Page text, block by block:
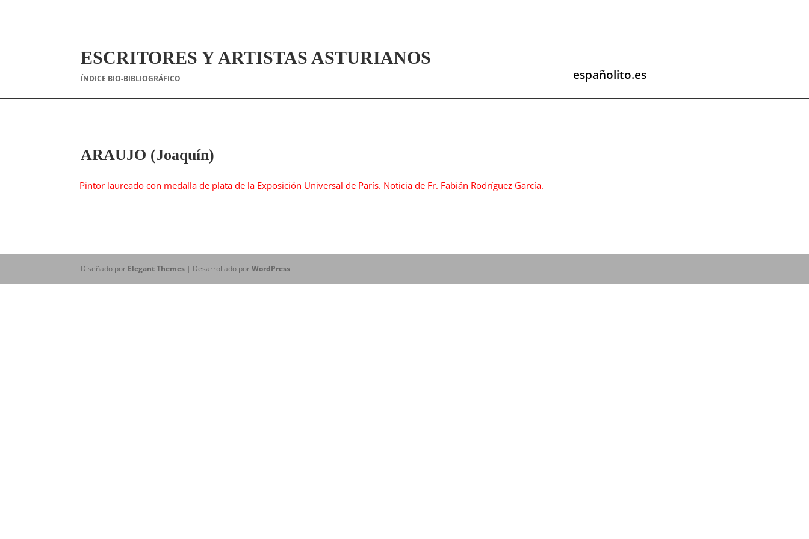
ESCRITORES Y ARTISTAS ASTURIANOS
ÍNDICE BIO-BIBLIOGRÁFICO españolito.es
ARAUJO (Joaquín)
Pintor laureado con medalla de plata de la Exposición Universal de París. Noticia de Fr. Fabián Rodríguez García.
Diseñado por Elegant Themes | Desarrollado porWordPress